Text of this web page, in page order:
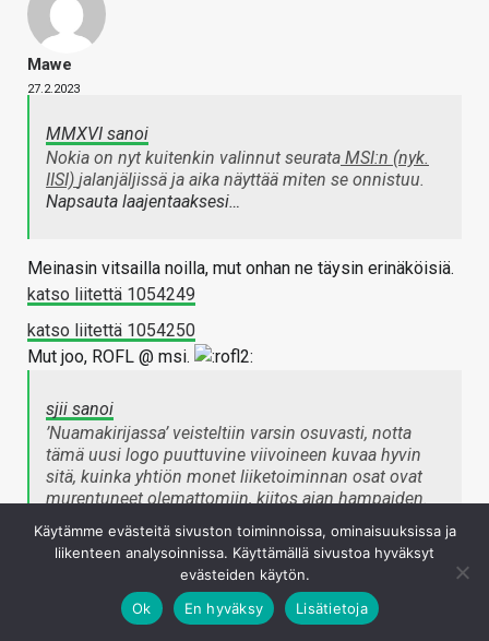
Mawe
27.2.2023
MMXVI sanoi
Nokia on nyt kuitenkin valinnut seurata MSI:n (nyk.
IISI) jalanjäljissä ja aika näyttää miten se onnistuu.
Napsauta laajentaaksesi…
Meinasin vitsailla noilla, mut onhan ne täysin erinäköisiä.
katso liitettä 1054249
katso liitettä 1054250
Mut joo, ROFL @ msi.
sjii sanoi
’Nuamakirijassa’ veisteltiin varsin osuvasti, notta
tämä uusi logo puuttuvine viivoineen kuvaa hyvin
sitä, kuinka yhtiön monet liiketoiminnan osat ovat
murentuneet olemattomiin,kiitos ajan hampaiden.
Napsauta laajentaaksesi…
Kyllä sitä ahnetta ilman näkemystä olevaa johtoa, eli
perinteistä suomalaista "liikemiestä" voi kehua tuosta.
Käytämme evästeitä sivuston toiminnoissa, ominaisuuksissa ja
liikenteen analysoinnissa. Käyttämällä sivustoa hyväksyt
evästeiden käytön.
Ok
En hyväksy Lisätietoja